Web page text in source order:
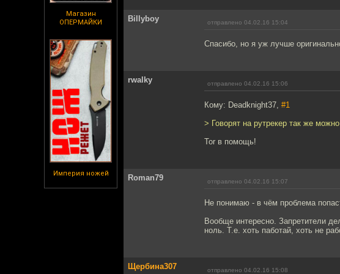
Магазин
ОПЕРМАЙКИ
Империя ножей
Billyboy отправлено 04.02.16 15:04
Спасибо, но я уж лучше
rwalky отправлено 04.02.16 15:06
Кому: Deadknight37, #1
> Говорят на рутрекер так же
Tor в помощь!
Roman79 отправлено 04.02.16 15:07
Не понимаю - в чём проблема
Вообще интересно. Запретители
ноль. Т.е. хоть паботай, хоть не
Щербина307 отправлено 04.02.16 15:08